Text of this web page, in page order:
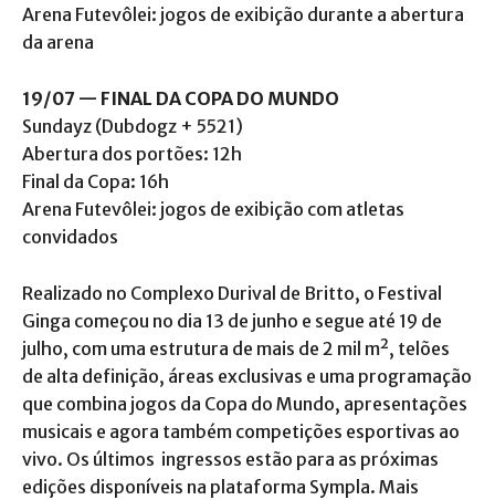
Arena Futevôlei: jogos de exibição durante a abertura
da arena
19/07 — FINAL DA COPA DO MUNDO
Sundayz (Dubdogz + 5521)
Abertura dos portões: 12h
Final da Copa: 16h
Arena Futevôlei: jogos de exibição com atletas
convidados
Realizado no Complexo Durival de Britto, o Festival
Ginga começou no dia 13 de junho e segue até 19 de
julho, com uma estrutura de mais de 2 mil m², telões
de alta definição, áreas exclusivas e uma programação
que combina jogos da Copa do Mundo, apresentações
musicais e agora também competições esportivas ao
vivo. Os últimos ingressos estão para as próximas
edições disponíveis na plataforma Sympla. Mais